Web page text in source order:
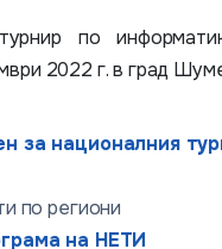
по
2022 г. в град
за националния
по региони
на НЕТИ